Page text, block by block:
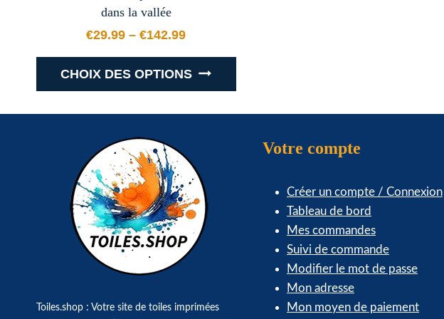
dans la vallée
€29.99 –€142.99
Plage de prix : €29.99 à €142.99
CHOIX DES OPTIONS
a
plusieurs
variations.
Les
options
peuvent
être
choisies
la
Toiles.shop : Votre site de toiles imprimées
Votre compte
Créer un compte / Connexion
Tableau de bord
Mes commandes
Suivi de commande
Modifier le mot de passe
Mon adresse
Mon moyen de paiement